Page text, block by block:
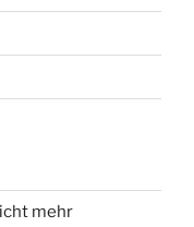
mehr